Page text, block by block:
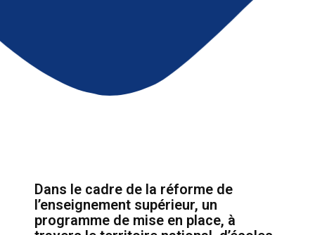
Dans le cadre de la réforme de
l’enseignement supérieur, un
programme de mise en place, à